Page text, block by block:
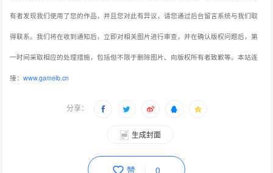
有者发现我们使用了您的作品，并且您对此有异议，请您通过后台留言系统与我们取
得联系。我们将在收到通知后，立即对相关图片进行审查，并在确认版权问题后，第
一时间采取相应的处理措施，包括但不限于删除图片、向版权所有者致歉等。本站连
接：www.gameib.cn
分享：
生成封面
赞 0